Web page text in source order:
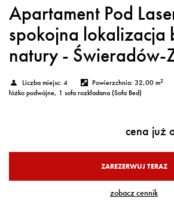
Apartament Pod
spokojna lokalizacja
natury - Świeradów-
Liczba miejsc: 4 Powierzchnia:32,00 m2
łóżko podwójne, 1 sofa rozkładana (Sofa Bed)
cena już
ZAREZERWUJ TERAZ
zobacz cennik